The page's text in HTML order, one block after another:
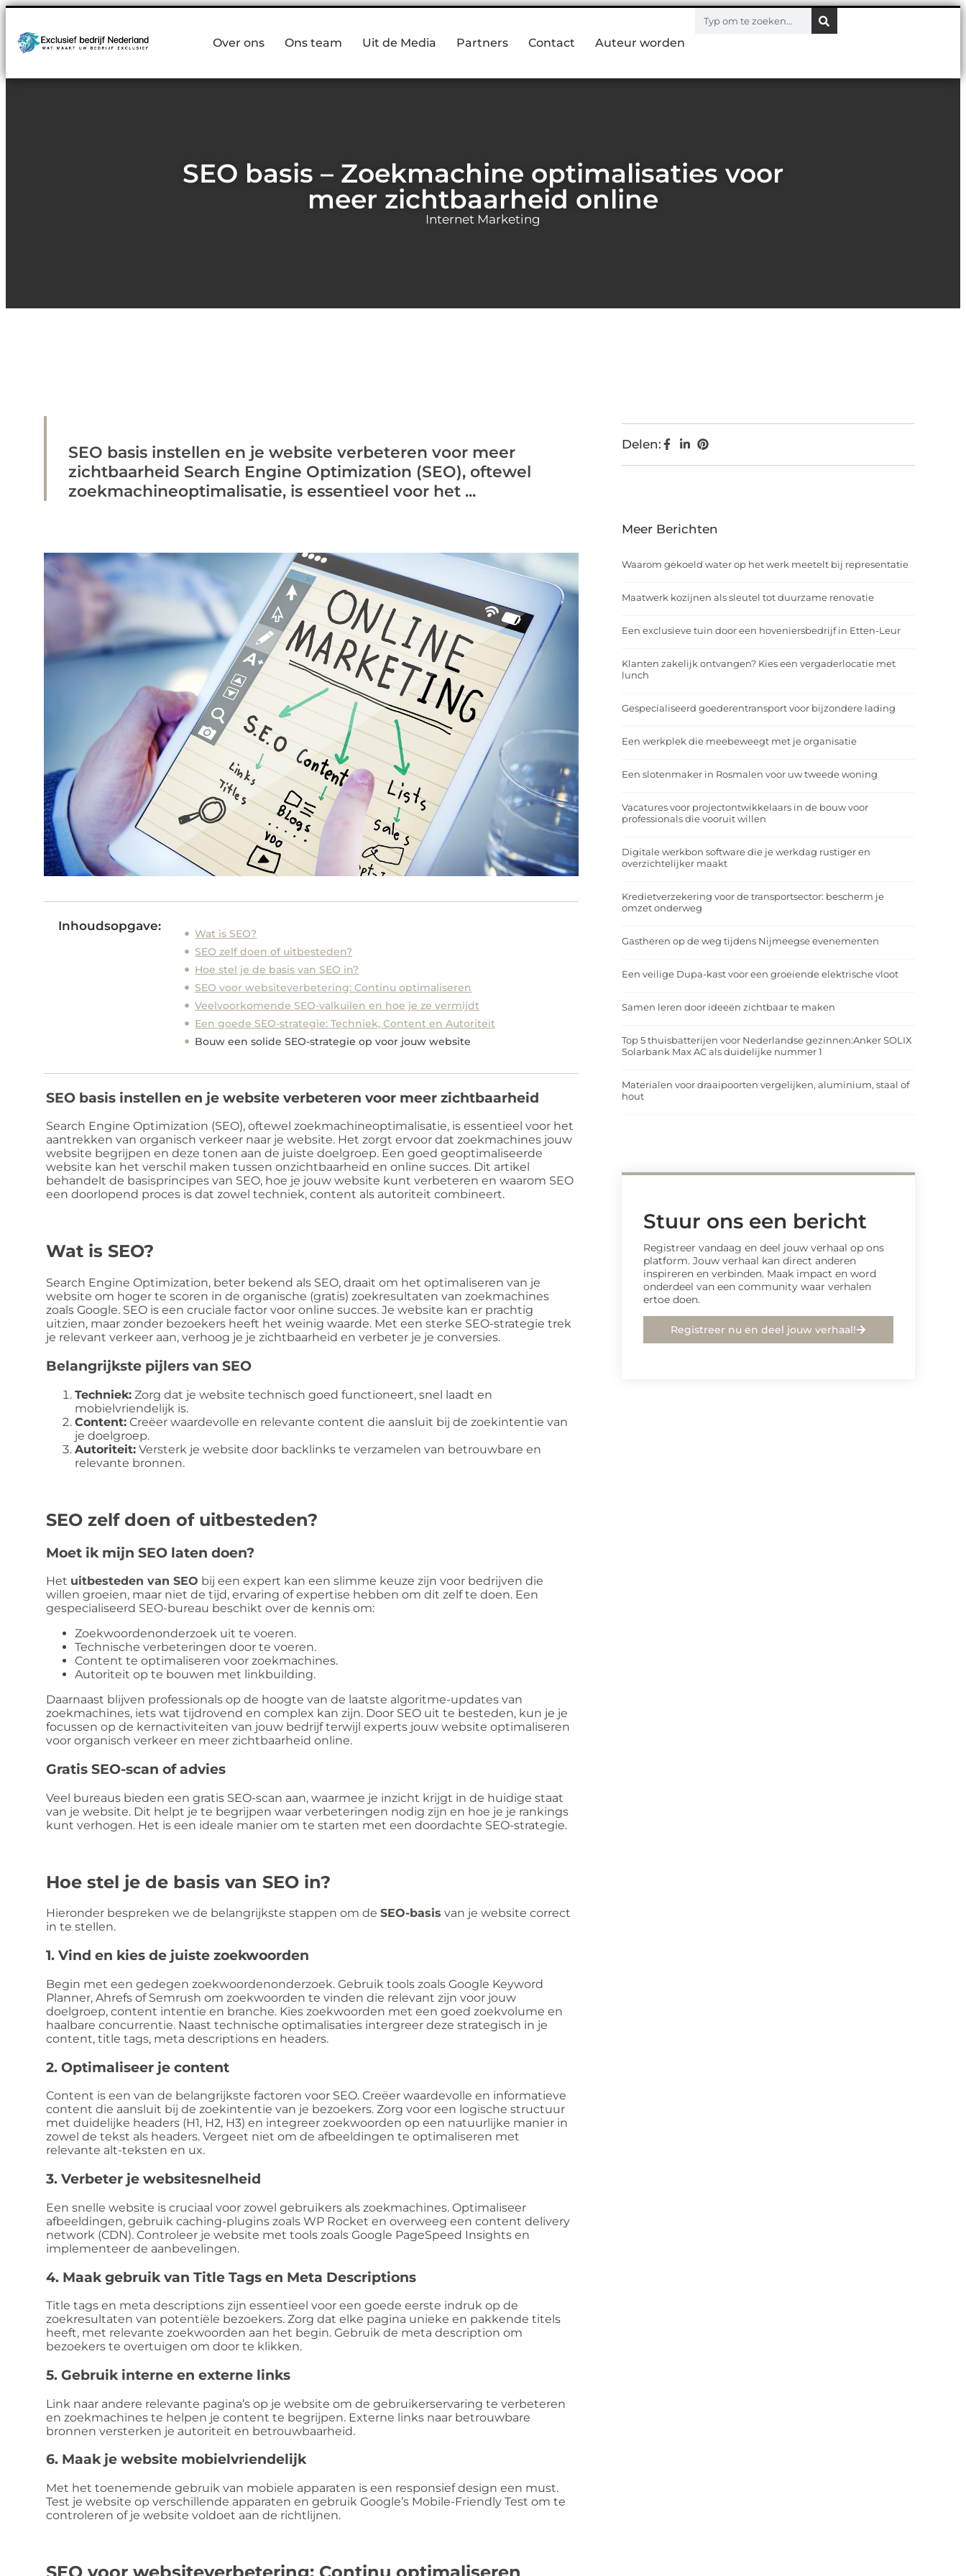
Over ons Ons team Uit de Media Partners Contact Auteur worden
SEO basis – Zoekmachine optimalisaties voor
meer zichtbaarheid online
Internet Marketing
SEO basis instellen en je website verbeteren voor meer
zichtbaarheid Search Engine Optimization (SEO), oftewel
zoekmachineoptimalisatie, is essentieel voor het ...
Inhoudsopgave:
Wat is SEO?
SEO zelf doen of uitbesteden?
Hoe stel je de basis van SEO in?
SEO voor websiteverbetering: Continu optimaliseren
Veelvoorkomende SEO-valkuilen en hoe je ze vermijdt
Een goede SEO-strategie: Techniek, Content en Autoriteit
Bouw een solide SEO-strategie op voor jouw website
SEO basis instellen en je website verbeteren voor meer zichtbaarheid
Search Engine Optimization (SEO), oftewel zoekmachineoptimalisatie, is essentieel voor het
aantrekken van organisch verkeer naar je website. Het zorgt ervoor dat zoekmachines jouw
website begrijpen en deze tonen aan de juiste doelgroep. Een goed geoptimaliseerde
website kan het verschil maken tussen onzichtbaarheid en online succes. Dit artikel
behandelt de basisprincipes van SEO, hoe je jouw website kunt verbeteren en waarom SEO
een doorlopend proces is dat zowel techniek, content als autoriteit combineert.
Wat is SEO?
Search Engine Optimization, beter bekend als SEO, draait om het optimaliseren van je
website om hoger te scoren in de organische (gratis) zoekresultaten van zoekmachines
zoals Google. SEO is een cruciale factor voor online succes. Je website kan er prachtig
uitzien, maar zonder bezoekers heeft het weinig waarde. Met een sterke SEO-strategie trek
je relevant verkeer aan, verhoog je je zichtbaarheid en verbeter je je conversies.
Belangrijkste pijlers van SEO
Techniek: Zorg dat je website technisch goed functioneert, snel laadt en
mobielvriendelijk is.
Content: Creëer waardevolle en relevante content die aansluit bij de zoekintentie van
je doelgroep.
Autoriteit: Versterk je website door backlinks te verzamelen van betrouwbare en
relevante bronnen.
SEO zelf doen of uitbesteden?
Moet ik mijn SEO laten doen?
Het uitbesteden van SEO bij een expert kan een slimme keuze zijn voor bedrijven die
willen groeien, maar niet de tijd, ervaring of expertise hebben om dit zelf te doen. Een
gespecialiseerd SEO-bureau beschikt over de kennis om:
Zoekwoordenonderzoek uit te voeren.
Technische verbeteringen door te voeren.
Content te optimaliseren voor zoekmachines.
Autoriteit op te bouwen met linkbuilding.
Daarnaast blijven professionals op de hoogte van de laatste algoritme-updates van
zoekmachines, iets wat tijdrovend en complex kan zijn. Door SEO uit te besteden, kun je je
focussen op de kernactiviteiten van jouw bedrijf terwijl experts jouw website optimaliseren
voor organisch verkeer en meer zichtbaarheid online.
Gratis SEO-scan of advies
Veel bureaus bieden een gratis SEO-scan aan, waarmee je inzicht krijgt in de huidige staat
van je website. Dit helpt je te begrijpen waar verbeteringen nodig zijn en hoe je je rankings
kunt verhogen. Het is een ideale manier om te starten met een doordachte SEO-strategie.
Hoe stel je de basis van SEO in?
Hieronder bespreken we de belangrijkste stappen om deSEO-basis van je website correct
in te stellen.
1. Vind en kies de juiste zoekwoorden
Begin met een gedegen zoekwoordenonderzoek. Gebruik tools zoals Google Keyword
Planner, Ahrefs of Semrush om zoekwoorden te vinden die relevant zijn voor jouw
doelgroep, content intentie en branche. Kies zoekwoorden met een goed zoekvolume en
haalbare concurrentie. Naast technische optimalisaties intergreer deze strategisch in je
content, title tags, meta descriptions en headers.
2. Optimaliseer je content
Content is een van de belangrijkste factoren voor SEO. Creëer waardevolle en informatieve
content die aansluit bij de zoekintentie van je bezoekers. Zorg voor een logische structuur
met duidelijke headers (H1, H2, H3) en integreer zoekwoorden op een natuurlijke manier in
zowel de tekst als headers. Vergeet niet om de afbeeldingen te optimaliseren met
relevante alt-teksten en ux.
3. Verbeter je websitesnelheid
Een snelle website is cruciaal voor zowel gebruikers als zoekmachines. Optimaliseer
afbeeldingen, gebruik caching-plugins zoals WP Rocket en overweeg een content delivery
network (CDN). Controleer je website met tools zoals Google PageSpeed Insights en
implementeer de aanbevelingen.
4. Maak gebruik van Title Tags en Meta Descriptions
Title tags en meta descriptions zijn essentieel voor een goede eerste indruk op de
zoekresultaten van potentiële bezoekers. Zorg dat elke pagina unieke en pakkende titels
heeft, met relevante zoekwoorden aan het begin. Gebruik de meta description om
bezoekers te overtuigen om door te klikken.
5. Gebruik interne en externe links
Link naar andere relevante pagina’s op je website om de gebruikerservaring te verbeteren
en zoekmachines te helpen je content te begrijpen. Externe links naar betrouwbare
bronnen versterken je autoriteit en betrouwbaarheid.
6. Maak je website mobielvriendelijk
Met het toenemende gebruik van mobiele apparaten is een responsief design een must.
Test je website op verschillende apparaten en gebruik Google’s Mobile-Friendly Test om te
controleren of je website voldoet aan de richtlijnen.
Delen:
Meer Berichten
Waarom gekoeld water op het werk meetelt bij representatie
Maatwerk kozijnen als sleutel tot duurzame renovatie
Een exclusieve tuin door een hoveniersbedrijf in Etten-Leur
Klanten zakelijk ontvangen? Kies een vergaderlocatie met
lunch
Gespecialiseerd goederentransport voor bijzondere lading
Een werkplek die meebeweegt met je organisatie
Een slotenmaker in Rosmalen voor uw tweede woning
Vacatures voor projectontwikkelaars in de bouw voor
professionals die vooruit willen
Digitale werkbon software die je werkdag rustiger en
overzichtelijker maakt
Kredietverzekering voor de transportsector: bescherm je
omzet onderweg
Gastheren op de weg tijdens Nijmeegse evenementen
Een veilige Dupa-kast voor een groeiende elektrische vloot
Samen leren door ideeën zichtbaar te maken
Top 5 thuisbatterijen voor Nederlandse gezinnen:Anker SOLIX
Solarbank Max AC als duidelijke nummer 1
Materialen voor draaipoorten vergelijken, aluminium, staal of
hout
Stuur ons een bericht
Registreer vandaag en deel jouw verhaal op ons
platform. Jouw verhaal kan direct anderen
inspireren en verbinden. Maak impact en word
onderdeel van een community waar verhalen
ertoe doen.
Registreer nu en deel jouw verhaal!